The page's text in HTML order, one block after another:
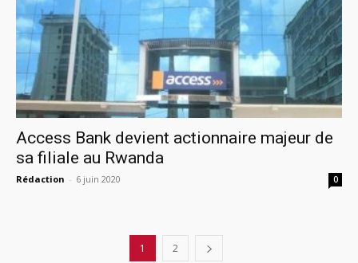
Access Bank devient actionnaire majeur de
sa filiale au Rwanda
Rédaction - 6 juin 2020 0
1 2